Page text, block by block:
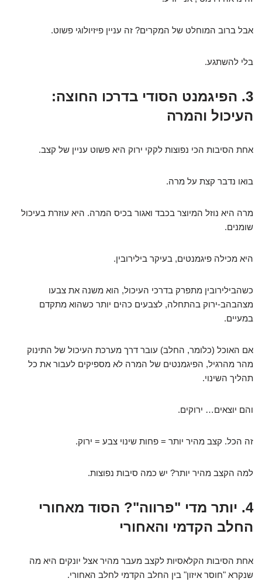
אבל ברוב המוחלט של המקרים? זה עניין פיזיולוגי פשוט.
בלי להשתגע.
3. הפיגמנט הסודי בדרכו החוצה:
העיכול והמרה
אחת הסיבות הכי נפוצות לקקי ירוק היא פשוט עניין של קצב.
בואו נדבר קצת על מרה.
מרה היא נוזל המיוצר בכבד ואגור בכיס המרה. היא עוזרת בעיכול
שומנים.
היא מכילה פיגמנטים, בעיקר בילירובין.
כשהבילירובין מתפרק בדרכי העיכול, הוא משנה את צבעו
מצהבהב-ירוק בהתחלה, לצבעים כהים יותר כשהוא מתקדם
במעיים.
אם האוכל (כלומר, החלב) עובר דרך מערכת העיכול של התינוק
מהר מהרגיל, הפיגמנטים של המרה לא מספיקים לעבור את כל
תהליך השינוי.
והם יוצאים… ירוקים.
זה הכל. קצב מהיר יותר = פחות שינוי צבע = ירוק.
למה הקצב מהיר יותר? יש כמה סיבות נפוצות.
4. יותר מדי "פרווה"? הסוד מאחורי
החלב הקדמי והאחורי
אחת הסיבות הקלאסיות לקצב מעבר מהיר אצל יונקים היא מה
שנקרא "חוסר איזון" בין החלב הקדמי לחלב האחורי.